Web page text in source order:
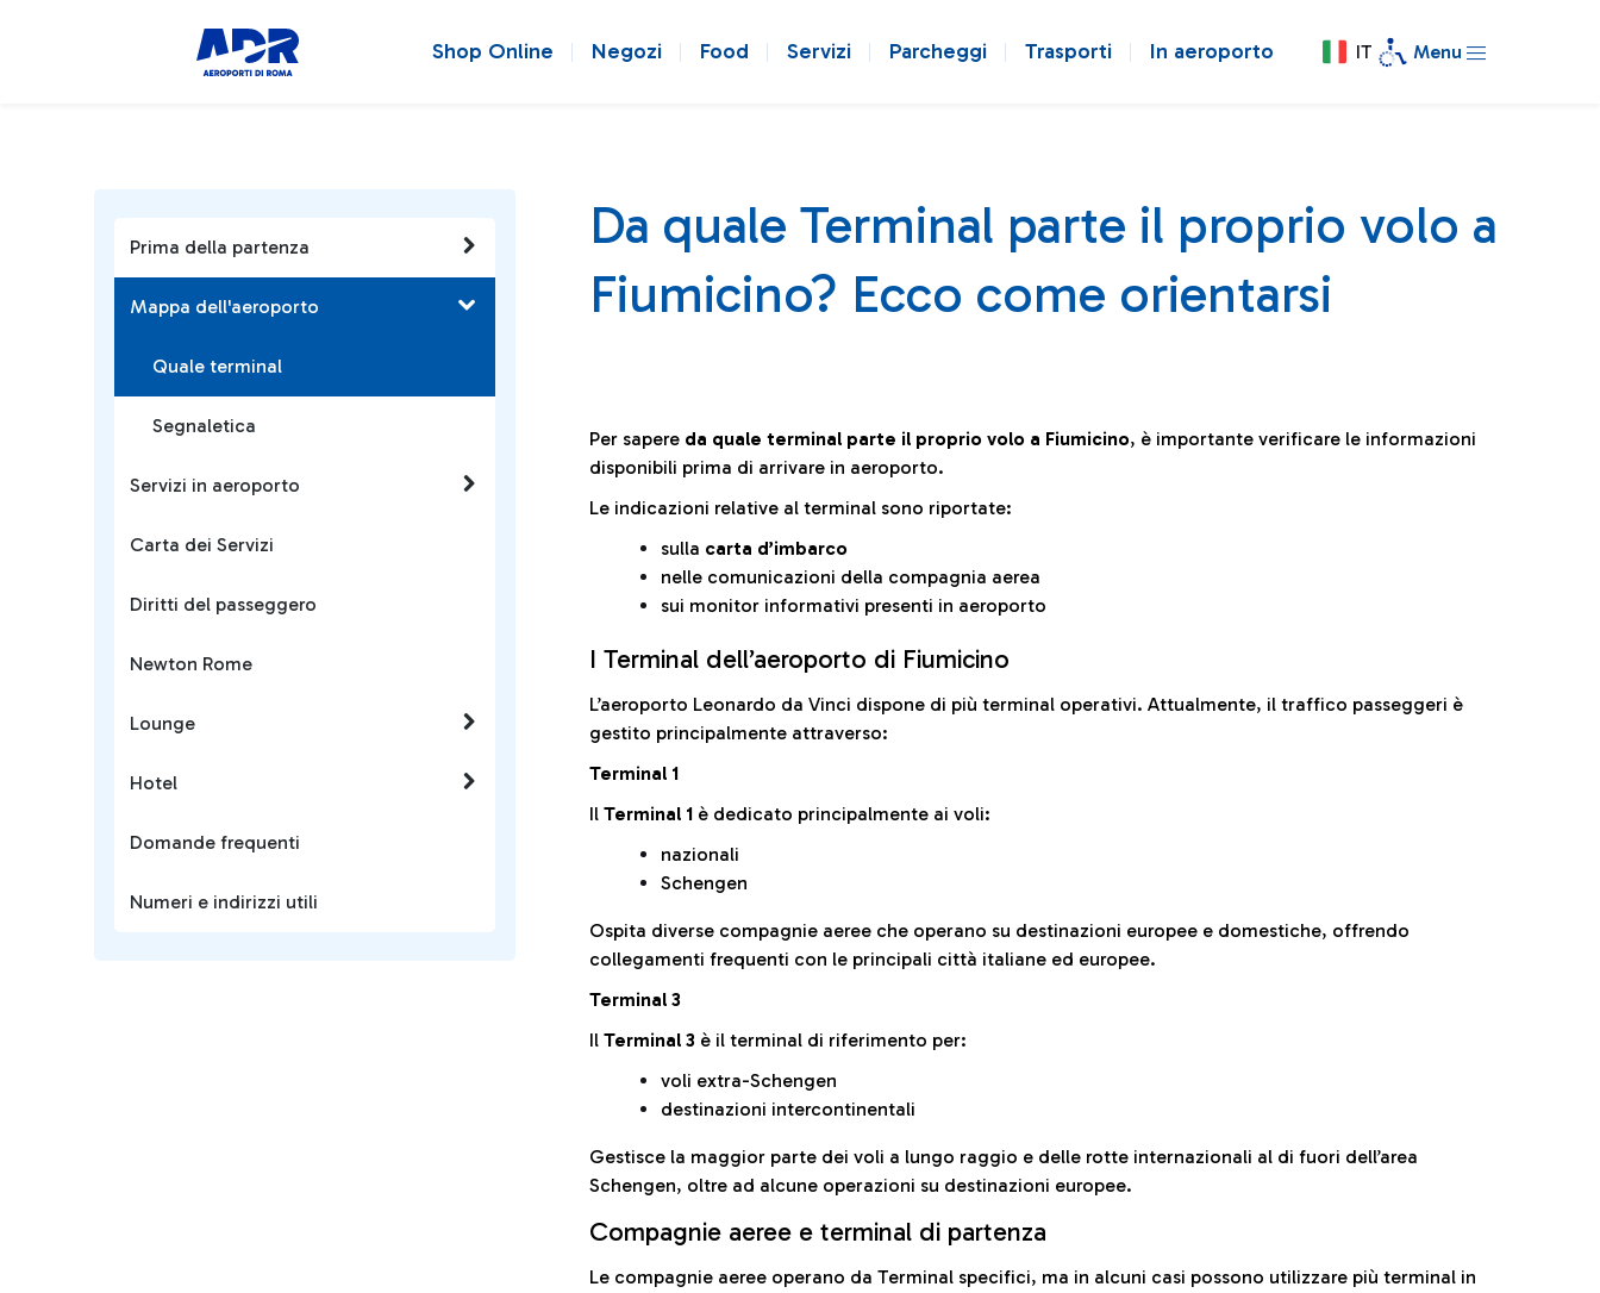
Shop Online Negozi Food Servizi Parcheggi Trasporti In aeroporto IT Menu
Prima della partenza
Mappa dell'aeroporto
Quale terminal
Segnaletica
Servizi in aeroporto
Carta dei Servizi
Diritti del passeggero
Newton Rome
Lounge
Hotel
Domande frequenti
Numeri e indirizzi utili
Da quale Terminal parte il proprio volo a
Fiumicino? Ecco come orientarsi
Per sapere da quale terminal parte il proprio volo a Fiumicino, è importante verificare le informazioni
disponibili prima di arrivare in aeroporto.
Le indicazioni relative al terminal sono riportate:
sulla carta d’imbarco
nelle comunicazioni della compagnia aerea
sui monitor informativi presenti in aeroporto
I Terminal dell’aeroporto di Fiumicino
L’aeroporto Leonardo da Vinci dispone di più terminal operativi. Attualmente, il traffico passeggeri è
gestito principalmente attraverso:
Terminal 1
Il Terminal 1 è dedicato principalmente ai voli:
nazionali
Schengen
Ospita diverse compagnie aeree che operano su destinazioni europee e domestiche, offrendo
collegamenti frequenti con le principali città italiane ed europee.
Terminal 3
Il Terminal 3 è il terminal di riferimento per:
voli extra-Schengen
destinazioni intercontinentali
Gestisce la maggior parte dei voli a lungo raggio e delle rotte internazionali al di fuori dell’area
Schengen, oltre ad alcune operazioni su destinazioni europee.
Compagnie aeree e terminal di partenza
Le compagnie aeree operano da Terminal specifici, ma in alcuni casi possono utilizzare più terminal in